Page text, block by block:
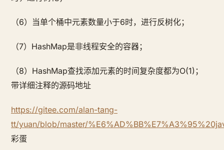
（6）当单个桶中元素数量小于6时，进行反树化；
（7）HashMap是非线程安全的容器；
（8）HashMap查找添加元素的时间复杂度都为O(1)；
带详细注释的源码地址
https://gitee.com/alan-tang-
tt/yuan/blob/master/
彩蛋